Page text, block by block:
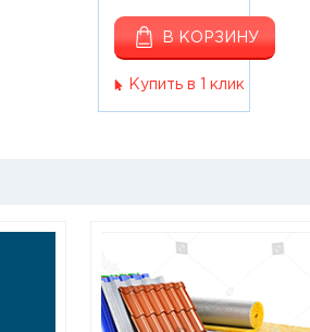
В КОРЗИНУ
Купить в 1 клик